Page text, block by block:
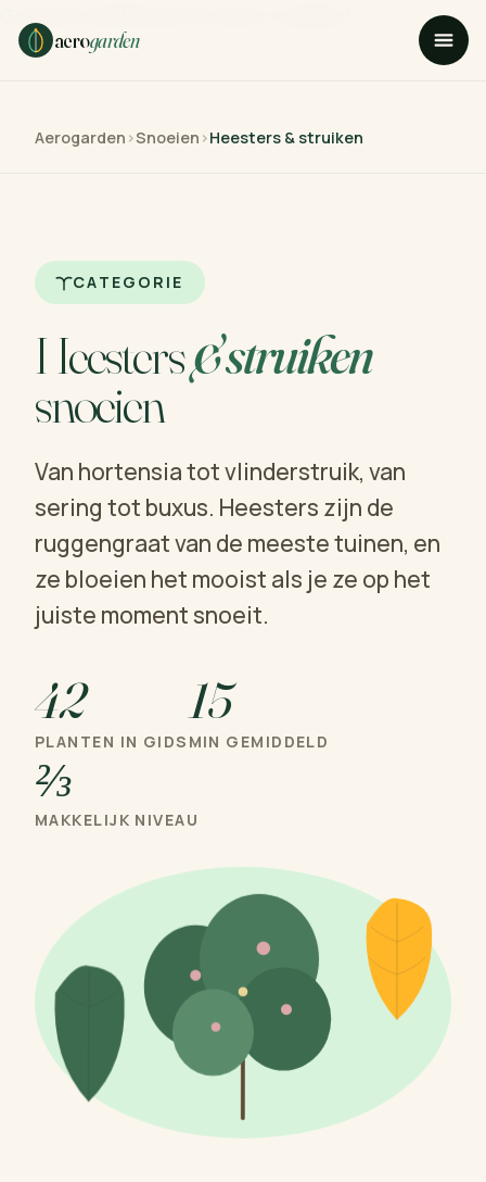
aerogarden
Aerogarden ›Snoeien ›Heesters & struiken
CATEGORIE
Heesters& struiken
snoeien
Van hortensia tot vlinderstruik, van
sering tot buxus. Heesters zijn de
ruggengraat van de meeste tuinen, en
ze bloeien het mooist als je ze op het
juiste moment snoeit.
42
PLANTEN IN GIDS
15
MIN GEMIDDELD
⅔
MAKKELIJK NIVEAU